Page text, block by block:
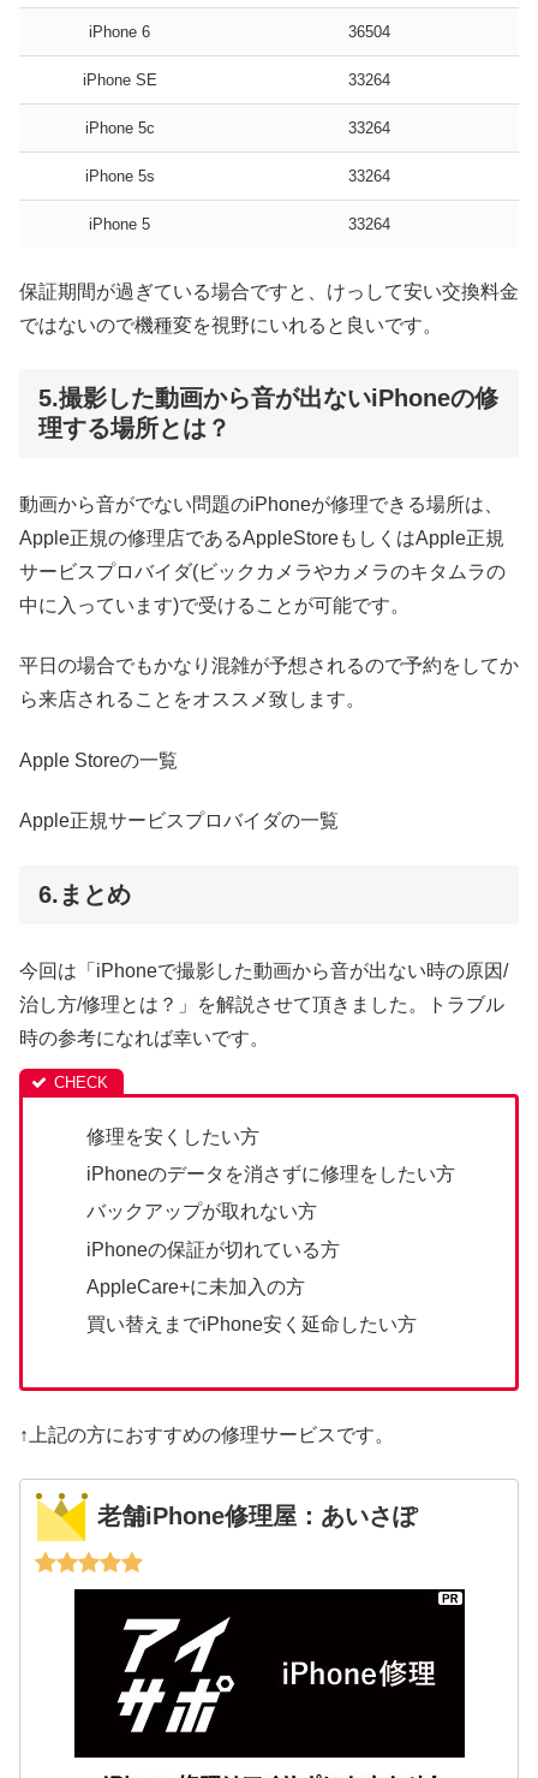
iPhone 6 36504
iPhone SE 33264
iPhone 5c 33264
iPhone 5s 33264
iPhone 5 33264
保証期間が過ぎている場合ですと、けっして安い交換料金
ではないので機種変を視野にいれると良いです。
5.撮影した動画から音が出ないiPhoneの修
理する場所とは？
動画から音がでない問題のiPhoneが修理できる場所は、
Apple正規の修理店であるAppleStoreもしくはApple正規
サービスプロバイダ(ビックカメラやカメラのキタムラの
中に入っています)で受けることが可能です。
平日の場合でもかなり混雑が予想されるので予約をしてか
ら来店されることをオススメ致します。
Apple Storeの一覧
Apple正規サービスプロバイダの一覧
6.まとめ
今回は「iPhoneで撮影した動画から音が出ない時の原因/
治し方/修理とは？」を解説させて頂きました。トラブル
時の参考になれば幸いです。
修理を安くしたい方
iPhoneのデータを消さずに修理をしたい方
バックアップが取れない方
iPhoneの保証が切れている方
AppleCare+に未加入の方
買い替えまでiPhone安く延命したい方
↑上記の方におすすめの修理サービスです。
老舗iPhone修理屋：あいさぽ